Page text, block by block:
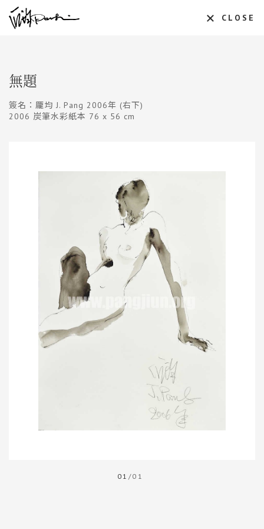
CLOSE
無題
簽名：龎均 J. Pang 2006年 (右下)
2006 炭筆水彩紙本 76 x 56 cm
01 /01